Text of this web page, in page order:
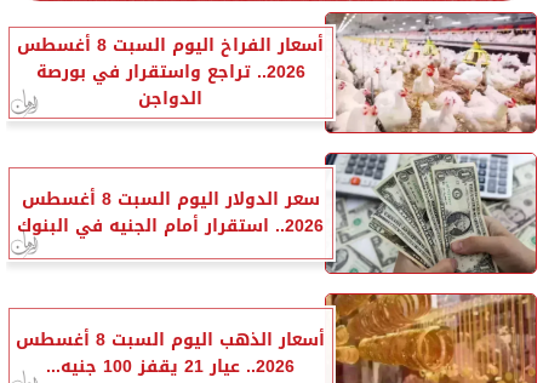
أسعار الفراخ اليوم السبت 8 أغسطس
2026.. تراجع واستقرار في بورصة
الدواجن
سعر الدولار اليوم السبت 8 أغسطس
2026.. استقرار أمام الجنيه في البنوك
أسعار الذهب اليوم السبت 8 أغسطس
2026.. عيار 21 يقفز 100 جنيه...